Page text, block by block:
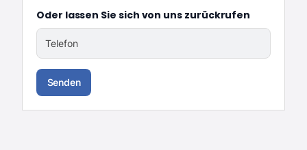
Oder lassen Sie sich von uns zurückrufen
Telefon
Senden